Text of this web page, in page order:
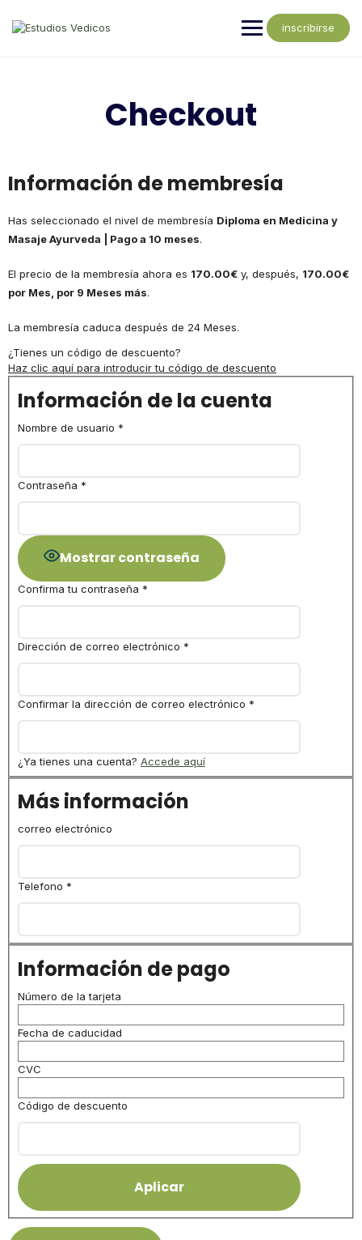
inscribirse
Checkout
Información de membresía
Has seleccionado el nivel de membresía Diploma en Medicina y
Masaje Ayurveda | Pago a 10 meses.
El precio de la membresía ahora es 170.00€ y, después, 170.00€
por Mes, por 9 Meses más.
La membresía caduca después de 24 Meses.
¿Tienes un código de descuento?
Haz clic aquí para introducir tu código de descuento
Información de la cuenta
Nombre de usuario *
Contraseña *
Mostrar contraseña
Confirma tu contraseña *
Dirección de correo electrónico *
Confirmar la dirección de correo electrónico *
¿Ya tienes una cuenta? Accede aquí
Más información
correo electrónico
Telefono *
Información de pago
Número de la tarjeta
Fecha de caducidad
CVC
Código de descuento